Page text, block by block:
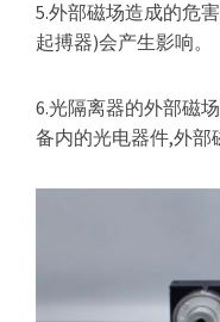
5.外部磁场造成的危
起搏器)会产生影响。
6.光隔离器的外部磁
备内的光电器件,外部